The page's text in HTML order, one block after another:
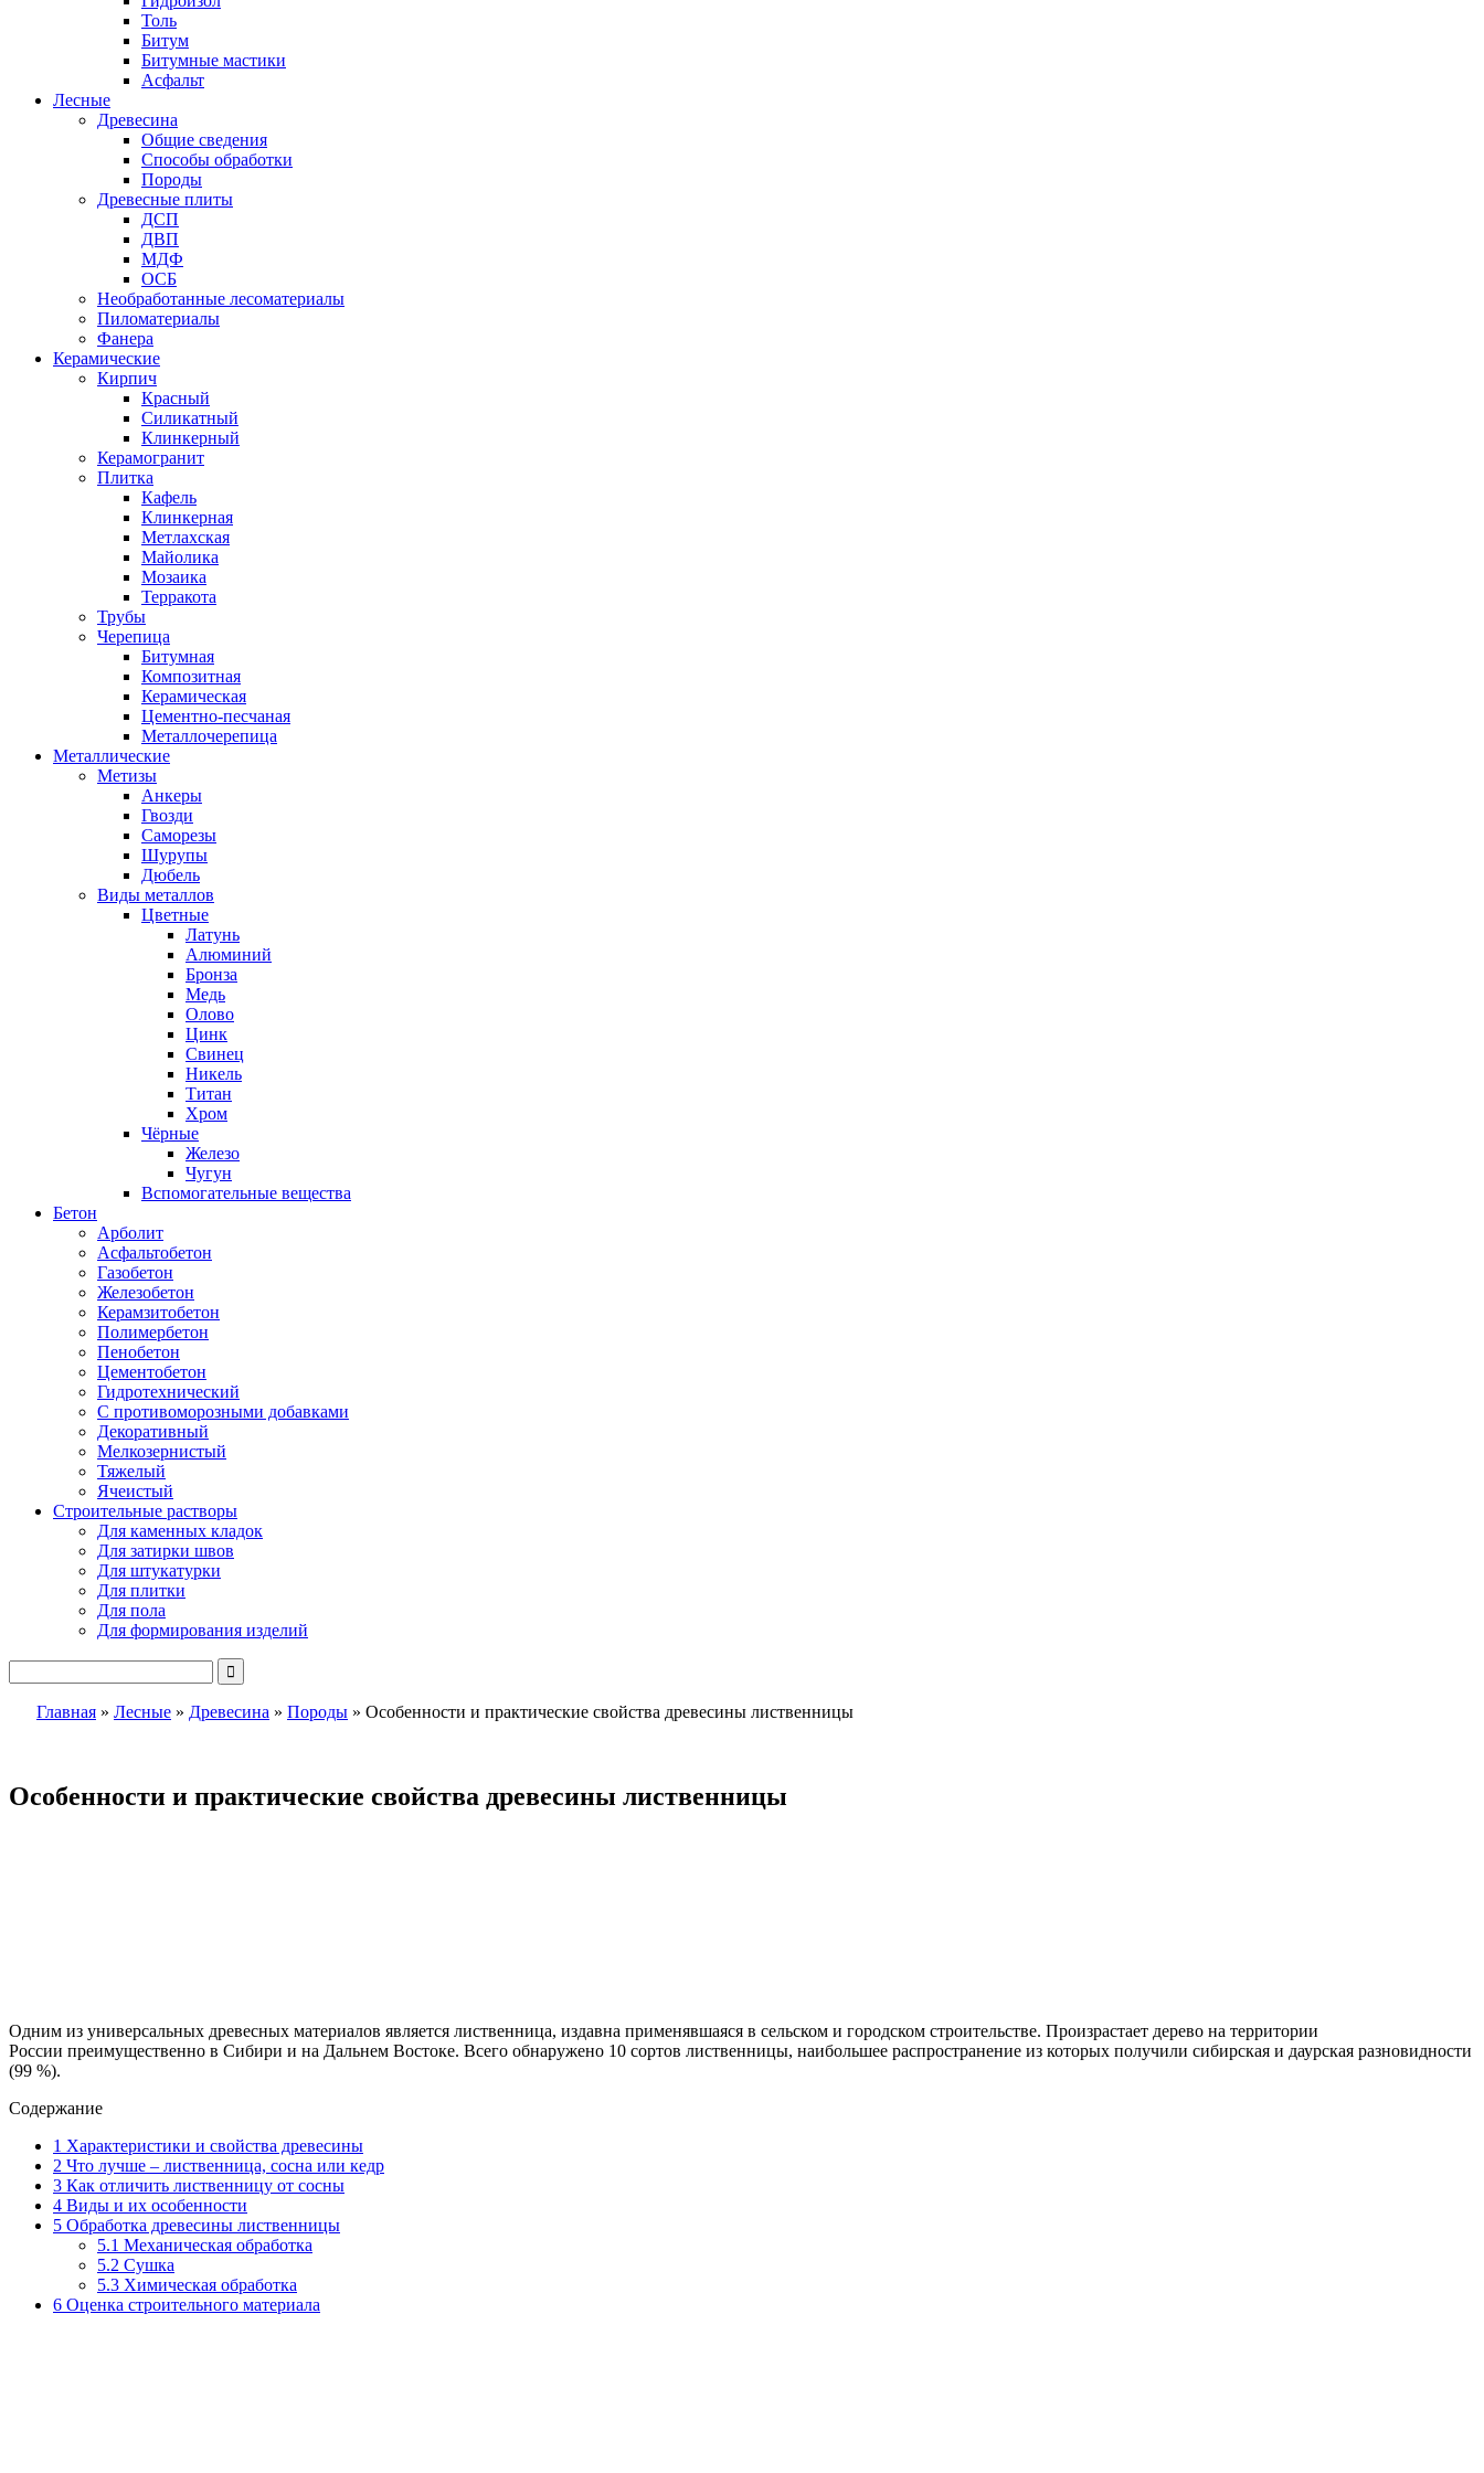
Толь
Битум
Битумные мастики
Асфальт
Лесные
Древесина
Общие сведения
Способы обработки
Породы
Древесные плиты
ДСП
ДВП
МДФ
ОСБ
Необработанные лесоматериалы
Пиломатериалы
Фанера
Керамические
Кирпич
Красный
Силикатный
Клинкерный
Керамогранит
Плитка
Кафель
Клинкерная
Метлахская
Майолика
Мозаика
Терракота
Трубы
Черепица
Битумная
Композитная
Керамическая
Цементно-песчаная
Металлочерепица
Металлические
Метизы
Анкеры
Гвозди
Саморезы
Шурупы
Дюбель
Виды металлов
Цветные
Латунь
Алюминий
Бронза
Медь
Олово
Цинк
Свинец
Никель
Титан
Хром
Чёрные
Железо
Чугун
Вспомогательные вещества
Бетон
Арболит
Асфальтобетон
Газобетон
Железобетон
Керамзитобетон
Полимербетон
Пенобетон
Цементобетон
Гидротехнический
C противоморозными добавками
Декоративный
Мелкозернистый
Тяжелый
Ячеистый
Строительные растворы
Для каменных кладок
Для затирки швов
Для штукатурки
Для плитки
Для пола
Для формирования изделий
Главная » Лесные » Древесина » Породы » Особенности и практические свойства древесины лиственницы
Особенности и практические свойства древесины лиственницы
Одним из универсальных древесных материалов является лиственница, издавна применявшаяся в сельском и городском строительстве. Произрастает дерево на территории
России преимущественно в Сибири и на Дальнем Востоке. Всего обнаружено 10 сортов лиственницы, наибольшее распространение из которых получили сибирская и даурская разновидности
(99 %).
Содержание
1 Характеристики и свойства древесины
2 Что лучше – лиственница, сосна или кедр
3 Как отличить лиственницу от сосны
4 Виды и их особенности
5 Обработка древесины лиственницы
5.1 Механическая обработка
5.2 Сушка
5.3 Химическая обработка
6 Оценка строительного материала